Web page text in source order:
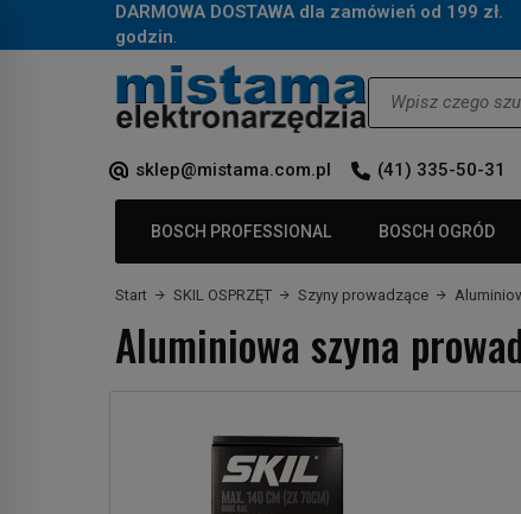
DARMOWA DOSTAWA dla zamówień od 199 zł.
godzin.
sklep@mistama.com.pl (41) 335-50-31
BOSCH PROFESSIONAL BOSCH OGRÓD
Start SKIL OSPRZĘT Szyny prowadzące
Aluminiowa szyna